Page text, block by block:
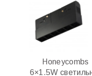
Honeycombs
6×1.5W